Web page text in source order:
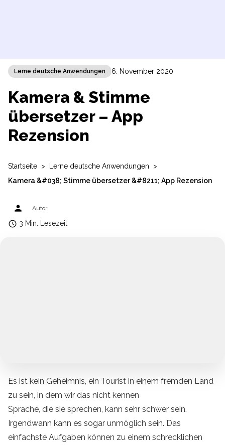
Lerne deutsche Anwendungen 6. November 2020
Kamera & Stimme
übersetzer – App
Rezension
Startseite > Lerne deutsche Anwendungen
>
Kamera &#038; Stimme übersetzer &#8211; App Rezension
person Autor
access_time 3 Min. Lesezeit
Es ist kein Geheimnis, ein Tourist in einem fremden Land
zu sein, in dem wir das nicht kennen
Sprache, die sie sprechen, kann sehr schwer sein.
Irgendwann kann es sogar unmöglich sein. Das
einfachste Aufgaben können zu einem schrecklichen